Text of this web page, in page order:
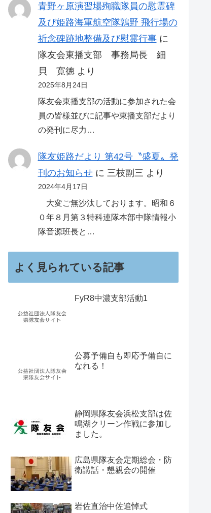
青野ヶ原演習場殉職隊員の慰霊碑
及び姫路海軍航空隊鶉野 飛行場の
祈念碑跡地整備及び慰霊行事に
隊友会東播支部 事務局長 細
貝 寛徳より
2025年8月24日
隊友会東播支部の活動に参加された会
員の皆様並びに記事や東播支部だより
の発刊に尽力…
隊友姫路だより 第42号〝盛夏〟発
刊のお知らせに 三枝副三 より
2024年4月17日
大変ご無沙汰しております。昭和６
０年８月第３特科連隊本部中隊情報小
隊音源班長と…
よく見られている記事
FyR8中濃支部活動1
公募予備自も即応予備自に
なれる！
静岡県隊友会浜松支部は佐
鳴湖クリーン作戦に参加し
ました。
広島県隊友会定期総会・防
衛講話・懇親会の開催
岩佐直治中佐追悼式